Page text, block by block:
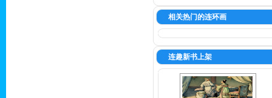
相关热门的连环画
连趣新书上架